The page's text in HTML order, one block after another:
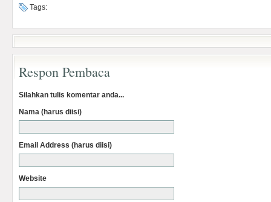
Tags:
Respon Pembaca
Silahkan tulis komentar anda...
Nama (harus diisi)
Email Address (harus diisi)
Website